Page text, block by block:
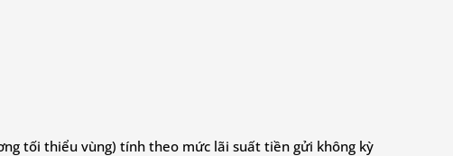
tối thiểu vùng) tính theo mức lãi suất tiền gửi không kỳ